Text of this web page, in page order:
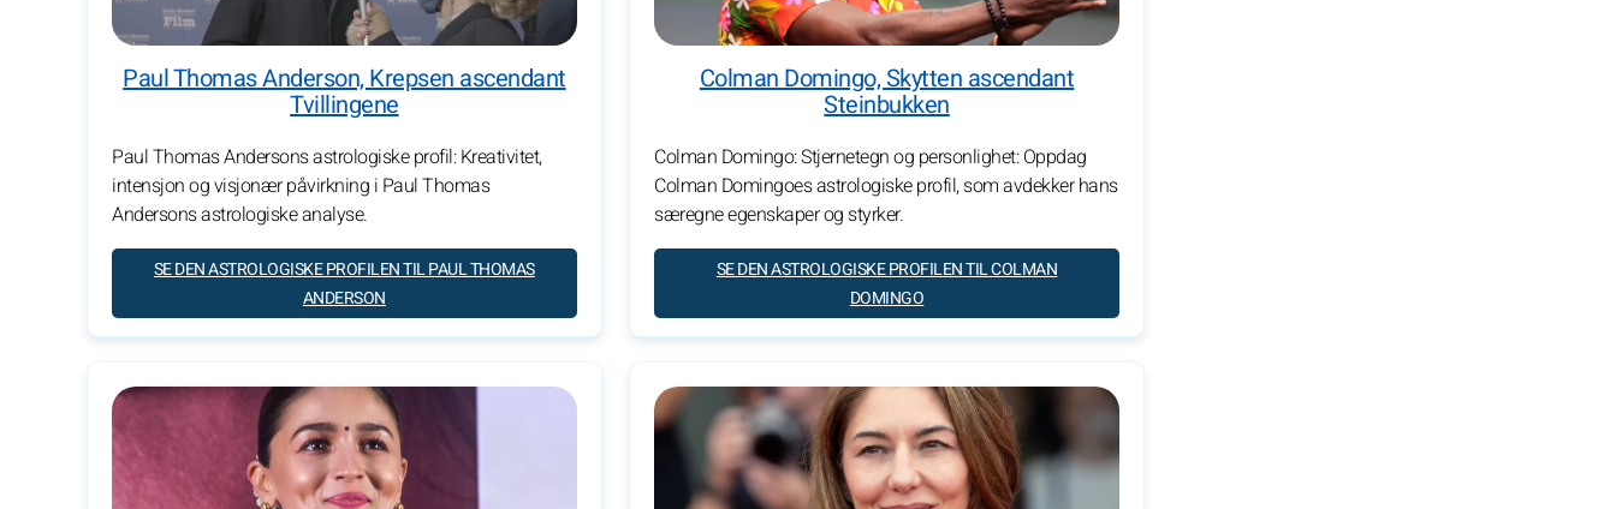
Paul Thomas Anderson, Krepsen ascendant
Tvillingene
Paul Thomas Andersons astrologiske profil: Kreativitet,
intensjon og visjonær påvirkning i Paul Thomas
Andersons astrologiske analyse.
SE DEN ASTROLOGISKE PROFILEN TIL PAUL THOMAS
ANDERSON
Colman Domingo, Skytten ascendant
Steinbukken
Colman Domingo: Stjernetegn og personlighet: Oppdag
Colman Domingoes astrologiske profil, som avdekker hans
særegne egenskaper og styrker.
SE DEN ASTROLOGISKE PROFILEN TIL COLMAN
DOMINGO